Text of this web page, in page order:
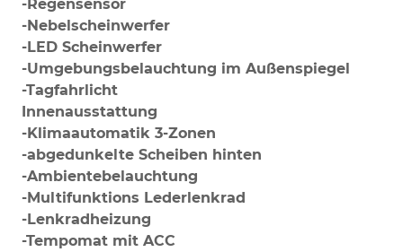
-Regensensor
-Nebelscheinwerfer
-LED Scheinwerfer
-Umgebungsbelauchtung im Außenspiegel
-Tagfahrlicht
Innenausstattung
-Klimaautomatik 3-Zonen
-abgedunkelte Scheiben hinten
-Ambientebelauchtung
-Multifunktions Lederlenkrad
-Lenkradheizung
-Tempomat mit ACC